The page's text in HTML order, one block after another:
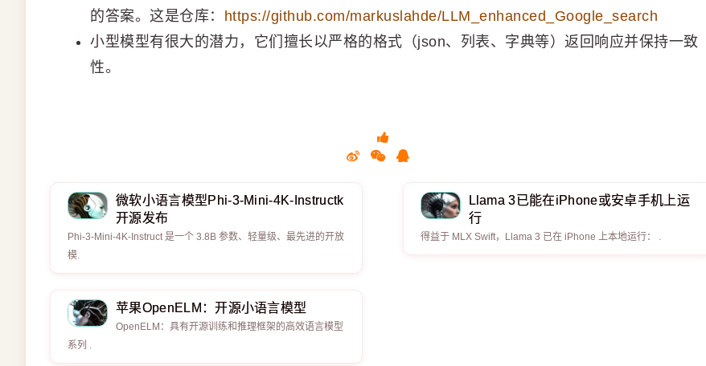
的答案。这是仓库：
https://github.com/markuslahde/LLM_enhanced_Google_search
小型模型有很大的潜力，它们擅长以严格的格式（json、列表、字典等）返回响应并保持一致
性。
微软小语言模型Phi-3-Mini-4K-Instructk
开源发布
Phi-3-Mini-4K-Instruct 是一个 3.8B 参数、轻量级、最先进的开放
模.
Llama 3已能在iPhone或安卓手机上运
行
得益于 MLX Swift，Llama 3 已在 iPhone 上本地运行： .
苹果OpenELM：开源小语言模型
OpenELM：具有开源训练和推理框架的高效语言模型
系列 .